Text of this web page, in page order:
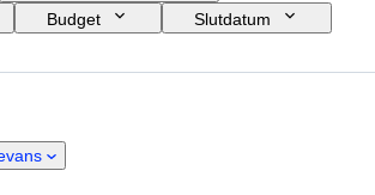
Budget
Slutdatum
Teknik
Utgåva nr.